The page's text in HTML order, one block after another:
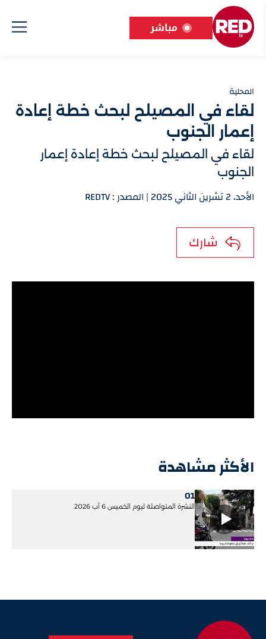
مباشر
المحلية
لقاء في المصيلح لبحث خطة إعادة
إعمار الجنوب
لقاء في المصيلح لبحث خطة إعادة إعمار
الجنوب
الأحد، 2 تشرين الثاني 2025 | المصدر : REDTV
شارك
الأكثر مشاهدة
01
النشرة المتواصلة ليوم الخميس 6 آب 2026